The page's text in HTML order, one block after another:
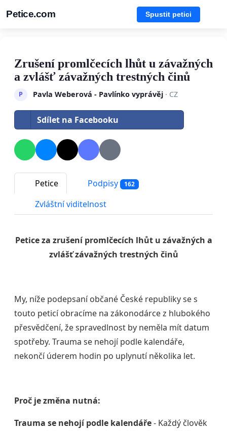
Petice.com Spustit petici
Zrušení promlčecích lhůt u závažných
a zvlášť závažných trestných činů
P Pavla Weberová - Pavlínko vyprávěj· CZ
Sdílet na Facebooku
Petice Podpisy 162
Zvláštní viditelnost
Petice za zrušení promlčecích lhůt u závažných a
zvlášť závažných trestných činů
My, níže podepsaní občané České republiky se s
touto peticí obracíme na zákonodárce z hlubokého
přesvědčení, že spravedlnost by neměla mít datum
spotřeby. Trauma se nehojí podle kalendáře,
nekončí úderem hodin po uplynutí několika let.
Proč je změna nutná:
Trauma se nehojí podle kalendáře- Každý člověk